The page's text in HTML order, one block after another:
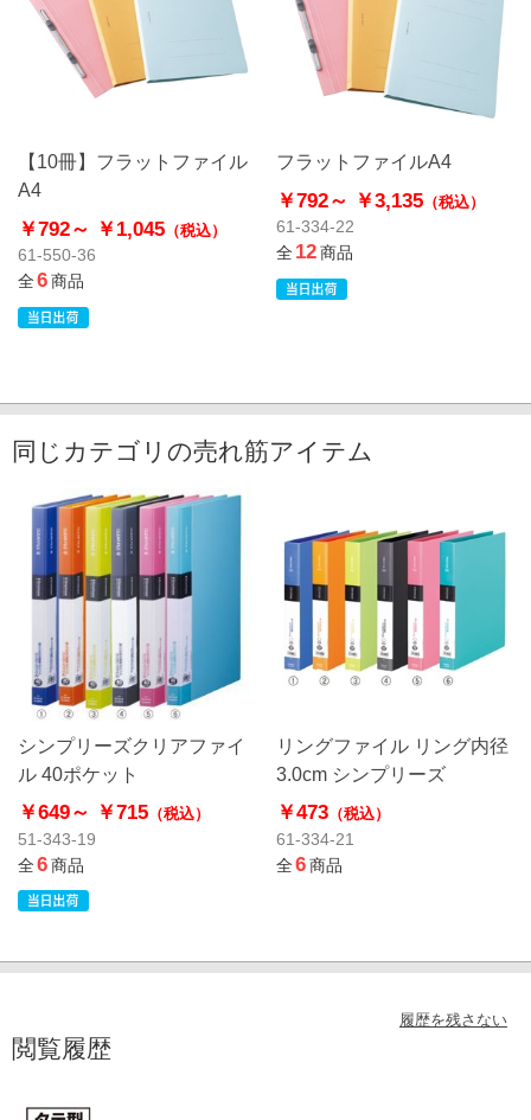
【10冊】フラットファイル
A4
￥792～ ￥1,045 （税込）
61-550-36
全6商品
フラットファイルA4
￥792～ ￥3,135（税込）
61-334-22
全12商品
同じカテゴリの売れ筋アイテム
シンプリーズクリアファイ
ル 40ポケット
￥649～ ￥715 （税込）
51-343-19
全6商品
リングファイル リング内径
3.0cm シンプリーズ
￥473（税込）
61-334-21
全6商品
履歴を残さない
閲覧履歴